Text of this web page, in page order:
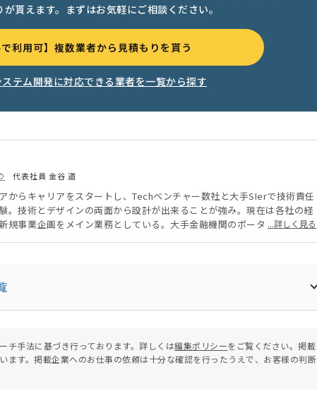
貰えます。まずはお気軽にご相談ください。
で利用可】複数業者から見積もりを貰う
テム開発に対応できる業者を一覧から探す
代表社員 金谷 道
からキャリアをスタートし、Techベンチャー数社と大手SIerで技術責任
。技術とデザインの両面から設計が出来ることが強み。現在は各社の経
規事業企画をメイン業務としている。大手金融機関のポータルサイト、A
...詳しく見る
チ手法に基づき行っております。詳しくは編集ポリシーをご覧ください。掲載
ます。掲載企業へのお仕事の依頼は十分な確認を行ったうえで、お客様の判断